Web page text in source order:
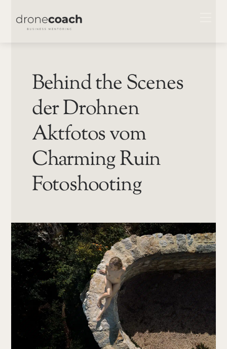
Behind the Scenes
der Drohnen
Aktfotos vom
Charming Ruin
Fotoshooting